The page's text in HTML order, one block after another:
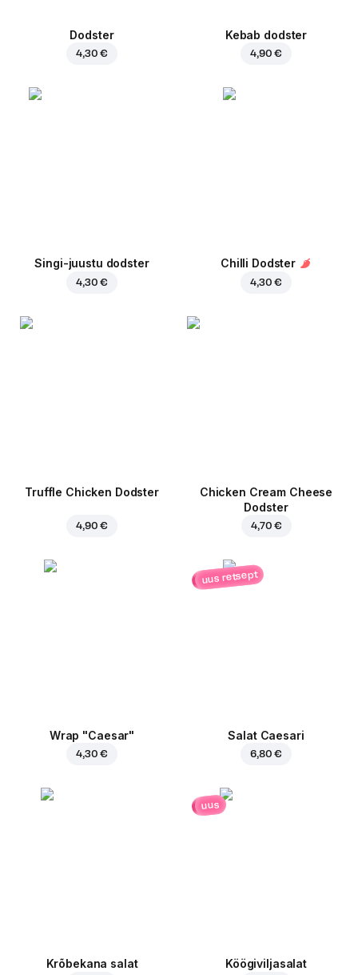
Dodster
4,30 €
Kebab dodster
4,90 €
Singi-juustu dodster
4,30 €
Chilli Dodster
4,30 €
Truffle Chicken Dodster
4,90 €
Chicken Cream Cheese
Dodster
4,70 €
Wrap "Caesar"
4,30 €
uus retsept
Salat Caesari
6,80 €
Krõbekana salat
uus
Köögiviljasalat